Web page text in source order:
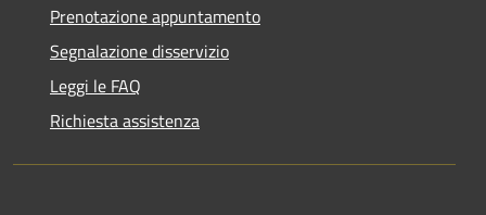
Prenotazione appuntamento
Segnalazione disservizio
Leggi le FAQ
Richiesta assistenza